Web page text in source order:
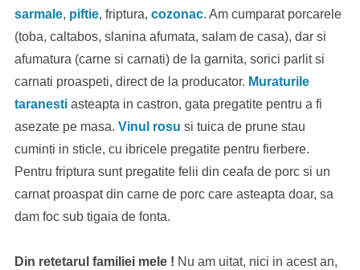
sarmale, piftie, friptura, cozonac. Am cumparat porcarele
(toba, caltabos, slanina afumata, salam de casa), dar si
afumatura (carne si carnati) de la garnita, sorici parlit si
carnati proaspeti, direct de la producator. Muraturile
taranestiasteapta in castron, gata pregatite pentru a fi
asezate pe masa. Vinul rosu si tuica de prune stau
cuminti in sticle, cu ibricele pregatite pentru fierbere.
Pentru friptura sunt pregatite felii din ceafa de porc si un
carnat proaspat din carne de porc care asteapta doar, sa
dam foc sub tigaia de fonta.
Din retetarul familiei mele ! Nu am uitat, nici in acest an,